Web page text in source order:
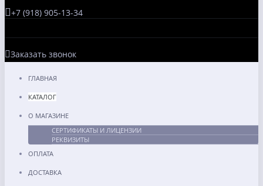
+7 (918) 905-13-34
Заказать звонок
ГЛАВНАЯ
КАТАЛОГ
О МАГАЗИНЕ
СЕРТИФИКАТЫ И ЛИЦЕНЗИИ
РЕКВИЗИТЫ
ОПЛАТА
ДОСТАВКА